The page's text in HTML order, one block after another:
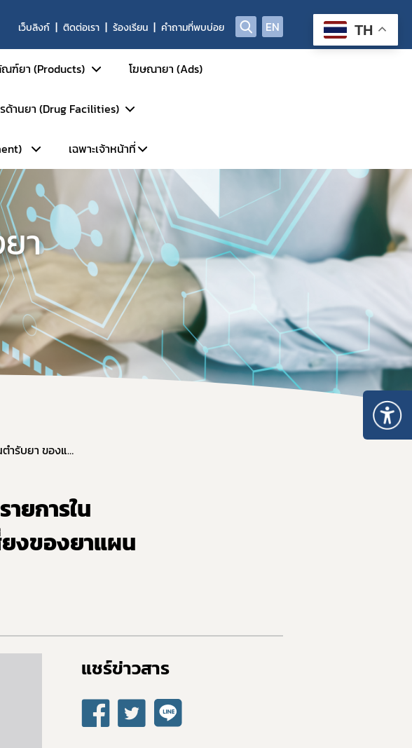
เว็บลิงก์ ติดต่อเรา ร้องเรียน คำถามที่พบบ่อย EN
ฑ์ยา (Products)
ยาสามัญและยาเสริมการรักษา
ยาใหม่และส่งเสริมการวิจัย
ยาชีววัตถุ
ผลิตภัณฑ์การแพทย์ขั้นสูง
สำหรับสัตว์
ยาเคมีสำหรับสัตว์
ยาชีววัตถุสำหรับสัตว์
ยาแผนโบราณสำหรับสัตว์
สัชเคมีภัณฑ์
รวินิจฉัยผลิตภัณฑ์ยา
โฆษณายา (Ads)
ด้านยา (Drug Facilities)
มินมาตรฐานสถานที่
ะเมินมาตรฐาน GMDP
ะเมินมาตรฐาน GMP-Clearance
ะเมินมาตรฐาน GDP
ะเมินมาตรฐาน GPP
าการศึกษาวิจัยยา (GCP Inspection)
อนุญาต
กี่ยวข้อง
ตรฐานสถานประกอบการ
ถานะมาตรฐานการรับรองสถานที่ผลิตยา GMDP
สถานะมาตรฐานการรับรองสถานที่ผลิตยาในต่างประเทศ GMP-Clearance
ถานะมาตรฐานการรับรองสถานที่นำหรือสั่งยาแผนปัจจุบันเข้ามาในราชอาณาจักร GDP
เฉพาะเจ้าหน้าที่
เฉพาะเจ้าหน้าที่
ระบบ LMS
า
แนวปฏิบัติในการยื่นคำขอแก้ไขเปลี่ยนแปลงรายการในทะเบียนตำรับยา ของแผนการจัดการความเสี่ยงของยาแผนปัจจุบัน
ยการใน
ยงของยาแผน
แชร์ข่าวสาร​
TH